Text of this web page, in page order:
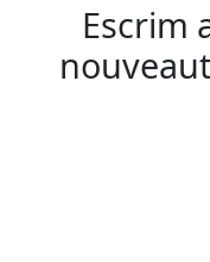
Escrim